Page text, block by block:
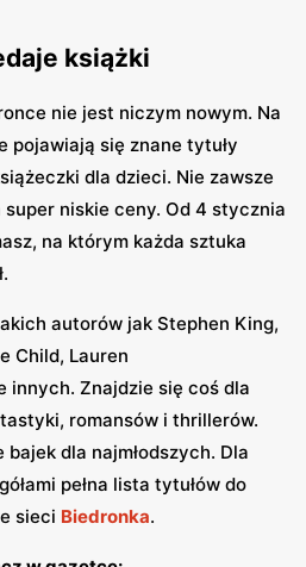
książki
nie jest niczym nowym. Na
pojawiają się znane tytuły
dla dzieci. Nie zawsze
niskie ceny. Od 4 stycznia
na którym każda sztuka
autorów jak Stephen King,
Child, Lauren
innych. Znajdzie się coś dla
romansów i thrillerów.
dla najmłodszych. Dla
pełna lista tytułów do
sieci Biedronka.